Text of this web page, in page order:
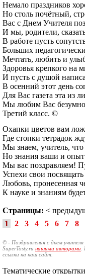
Немало праздников
Но столь почётный,
Вас с Днем Учителя
И мы, родители,
В работе пусть
Больших
Мечтать, любить и
Здоровья крепкого на
И пусть с душой
В осенний этот день
Для Вас газета эта из
Мы любим Вас
Третий класс. ©
Охапки цветов вам
Где стопки тетрадок
Мы знаем, учитель,
Но знания ваши и
Мы вас поздравляем!
Успехи свои посвящать
Любовь, пронесенная
К науке и знаниям
Страницы: <
1
2 3 4 5 6 7 8
© - Поздравления с днем
SuperTosty.ru нашими авторами
ссылки на наш сайт.
Тематические